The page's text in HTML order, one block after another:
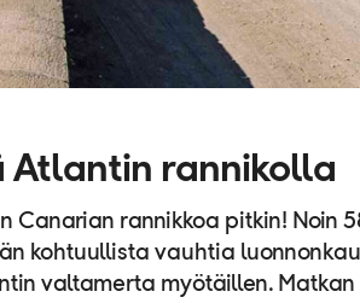
Atlantin rannikolla
Canarian rannikkoa pitkin! Noin
kohtuullista vauhtia
valtamerta myötäillen.